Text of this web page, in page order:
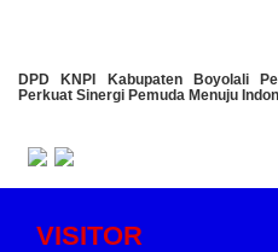
DPD KNPI Kabupaten Boyolali
Perkuat Sinergi Pemuda Menuju
VISITOR